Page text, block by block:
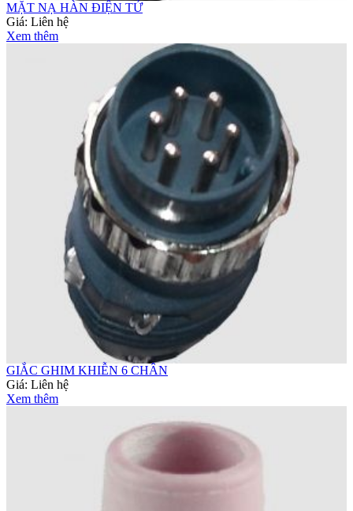
MẶT NẠ HÀN ĐIỆN TỬ
Giá: Liên hệ
Xem thêm
GIẮC GHIM KHIỄN 6 CHÂN
Giá: Liên hệ
Xem thêm